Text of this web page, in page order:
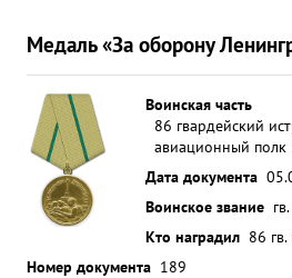
Медаль «За оборону
Воинская часть
86 гвардейский
авиационный полк
Дата документа
Воинское звание
Кто наградил 86
Номер документа 189